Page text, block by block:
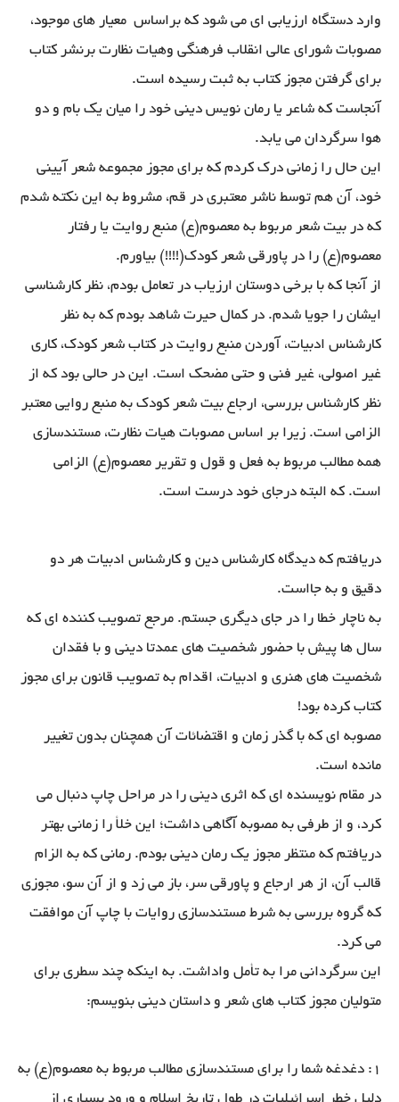
وارد دستگاه ارزیابی ای می شود که براساس معیار های موجود،
مصوبات شورای عالی انقلاب فرهنگی وهیات نظارت برنشر کتاب
برای گرفتن مجوز کتاب به ثبت رسیده است.
آنجاست که شاعر یا رمان نویس دینی خود را میان یک بام و دو
هوا سرگردان می یابد.
این حال را زمانی درک کردم که برای مجوز مجموعه شعر آیینی
خود، آن هم توسط ناشر معتبری در قم، مشروط به این نکته شدم
که در بیت شعر مربوط به معصوم(ع) منبع روایت یا رفتار
معصوم(ع) را در پاورقی شعر کودک(!!!!) بیاورم.
از آنجا که با برخی دوستان ارزیاب در تعامل بودم، نظر کارشناسی
ایشان را جویا شدم. در کمال حیرت شاهد بودم که به نظر
کارشناس ادبیات، آوردن منبع روایت در کتاب شعر کودک، کاری
غیر اصولی، غیر فنی و حتی مضحک است. این در حالی بود که از
نظر کارشناس بررسی، ارجاع بیت شعر کودک به منبع روایی معتبر
الزامی است. زیرا بر اساس مصوبات هیات نظارت، مستندسازی
همه مطالب مربوط به فعل و قول و تقریر معصوم(ع) الزامی
است. که البته درجای خود درست است.
دریافتم که دیدگاه کارشناس دین و کارشناس ادبیات هر دو
دقیق و به جااست.
به ناچار خطا را در جای دیگری جستم. مرجع تصویب کننده ای که
سال ها پیش با حضور شخصیت های عمدتا دینی و با فقدان
شخصیت های هنری و ادبیات، اقدام به تصویب قانون برای مجوز
کتاب کرده بود!
مصوبه ای که با گذر زمان و اقتضائات آن همچنان بدون تغییر
مانده است.
در مقام نویسنده ای که اثری دینی را در مراحل چاپ دنبال می
کرد، و از طرفی به مصوبه آگاهی داشت؛ این خلأ را زمانی بهتر
دریافتم که منتظر مجوز یک رمان دینی بودم. رمانی که به الزام
قالب آن، از هر ارجاع و پاورقی سر، باز می زد و از آن سو، مجوزی
که گروه بررسی به شرط مستندسازی روایات با چاپ آن موافقت
می کرد.
این سرگردانی مرا به تأمل واداشت. به اینکه چند سطری برای
متولیان مجوز کتاب های شعر و داستان دینی بنویسم:
1: دغدغه شما را برای مستندسازی مطالب مربوط به معصوم(ع) به